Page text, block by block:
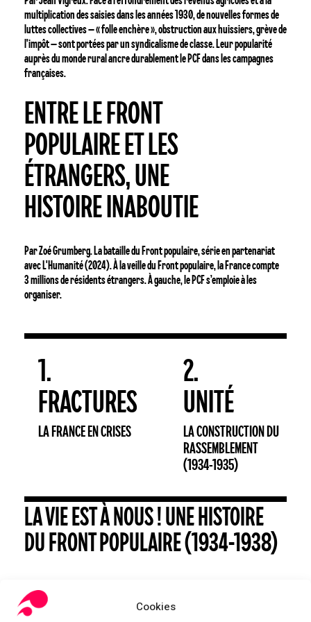
Cookies
multiplication des saisies dans les années 1930, de nouvelles formes de
luttes collectives – « folle enchère », obstruction aux huissiers, grève de
l'impôt – sont portées par un syndicalisme de classe. Leur popularité
auprès du monde rural ancre durablement le PCF dans les campagnes
françaises.
le
Front
populaire
et
étrangers,
une
ENTRE LE FRONT
POPULAIRE ET LES
ÉTRANGERS, UNE
HISTOIRE INABOUTIE
Par Zoé Grumberg. La bataille du Front populaire, série en partenariat
avec L'Humanité (2024). À la veille du Front populaire, la France compte
3 millions de résidents étrangers. À gauche, le PCF s’emploie à les
organiser.
1.
FRACTURES
LA FRANCE EN CRISES
2.
UNITÉ
LA CONSTRUCTION DU
RASSEMBLEMENT
(1934-1935)
LA VIE EST À NOUS ! UNE HISTOIRE
DU FRONT POPULAIRE (1934-1938)